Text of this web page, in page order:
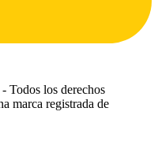
Todos los derechos
marca registrada de